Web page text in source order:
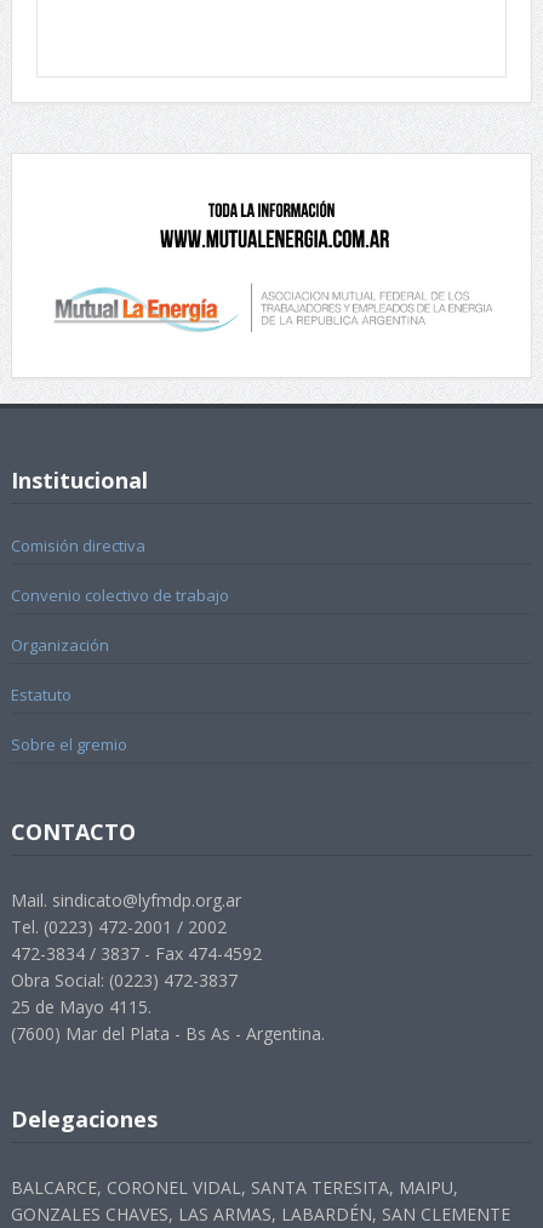
Institucional
Comisión directiva
Convenio colectivo de trabajo
Organización
Estatuto
Sobre el gremio
CONTACTO
Mail. sindicato@lyfmdp.org.ar
Tel. (0223) 472-2001 / 2002
472-3834 / 3837 - Fax 474-4592
Obra Social: (0223) 472-3837
25 de Mayo 4115.
(7600) Mar del Plata - Bs As - Argentina.
Delegaciones
BALCARCE, CORONEL VIDAL, SANTA TERESITA, MAIPU,
GONZALES CHAVES, LAS ARMAS, LABARDÉN, SAN CLEMENTE